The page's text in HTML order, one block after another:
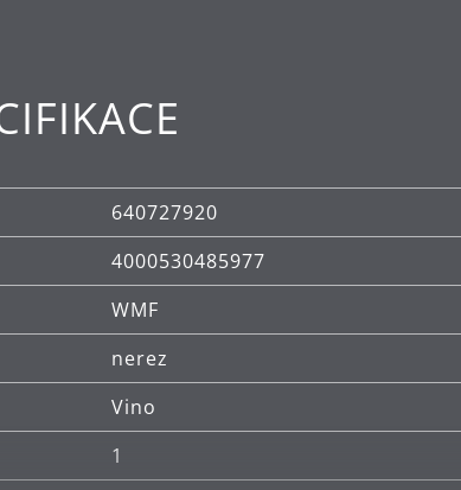
640727920
4000530485977
WMF
nerez
Vino
1